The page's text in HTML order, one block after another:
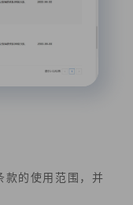
款的使用范围，并